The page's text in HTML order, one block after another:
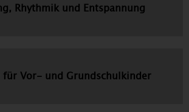
Rhythmik und Entspannung
für Vor- und Grundschulkinder